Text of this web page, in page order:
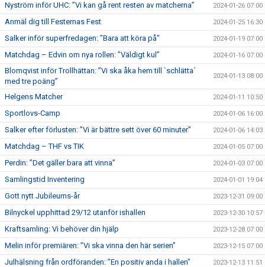
Nyström inför UHC: ”Vi kan gå rent resten av matcherna” 2024-01-26 07:00
Anmäl dig till Festernas Fest 2024-01-25 16:30
Salker inför superfredagen: ”Bara att köra på" 2024-01-19 07:00
Matchdag – Edvin om nya rollen: ”Väldigt kul” 2024-01-16 07:00
Blomqvist inför Trollhättan: ”Vi ska åka hem till `schlätta´
med tre poäng”
2024-01-13 08:00
Helgens Matcher 2024-01-11 10:50
Sportlovs-Camp 2024-01-06 16:00
Salker efter förlusten: ”Vi är bättre sett över 60 minuter” 2024-01-06 14:03
Matchdag – THF vs TIK 2024-01-05 07:00
Perdin: ”Det gäller bara att vinna” 2024-01-03 07:00
Samlingstid Inventering 2024-01-01 19:04
Gott nytt Jubileums-år 2023-12-31 09:00
Bilnyckel upphittad 29/12 utanför ishallen 2023-12-30 10:57
Kraftsamling: Vi behöver din hjälp 2023-12-28 07:00
Melin inför premiären: ”Vi ska vinna den här serien” 2023-12-15 07:00
Julhälsning från ordföranden: ”En positiv anda i hallen” 2023-12-13 11:51